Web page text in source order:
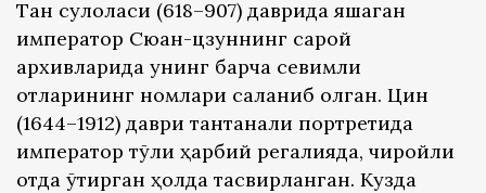
Тан сулоласи (618–907) даврида яшаган
император Сюан-цзуннинг сарой
архивларида унинг барча севимли
отларининг номлари сақланиб қолган. Цин
(1644–1912) даври тантанали портретида
император тўлиқ ҳарбий регалияда, чиройли
отда ўтирган ҳолда тасвирланган. Кузда